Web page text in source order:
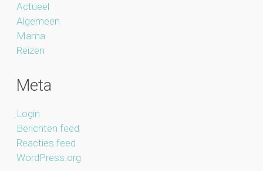
Actueel
Algemeen
Mama
Reizen
Meta
Login
Berichten feed
Reacties feed
WordPress.org